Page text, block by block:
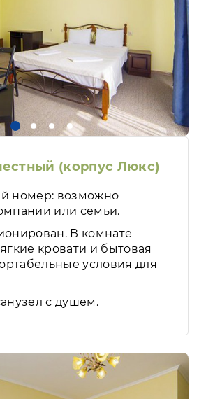
(корпус Люкс)
номер: возможно
или семьи.
В комнате
кровати и бытовая
условия для
с душем.